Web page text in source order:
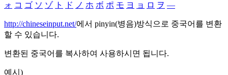
ォ コ ゴ ソ ゾ ト ド ノ ホ ボ ポ モ ヨ ョ ロ ヲ ―
http://chineseinput.net/에서 pinyin(병음)방식으로 중국어를 변환
할 수 있습니다.
변환된 중국어를 복사하여 사용하시면 됩니다.
예시)